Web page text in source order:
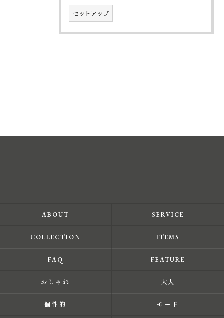
セットアップ
ABOUT SERVICE
COLLECTION ITEMS
FAQ FEATURE
おしゃれ 大人
個性的 モード